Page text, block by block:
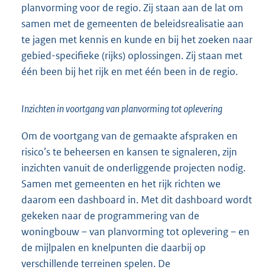
planvorming voor de regio. Zij staan aan de lat om
samen met de gemeenten de beleidsrealisatie aan
te jagen met kennis en kunde en bij het zoeken naar
gebied-specifieke (rijks) oplossingen. Zij staan met
één been bij het rijk en met één been in de regio.
Inzichten in voortgang van planvorming tot oplevering
Om de voortgang van de gemaakte afspraken en
risico’s te beheersen en kansen te signaleren, zijn
inzichten vanuit de onderliggende projecten nodig.
Samen met gemeenten en het rijk richten we
daarom een dashboard in. Met dit dashboard wordt
gekeken naar de programmering van de
woningbouw – van planvorming tot oplevering – en
de mijlpalen en knelpunten die daarbij op
verschillende terreinen spelen. De